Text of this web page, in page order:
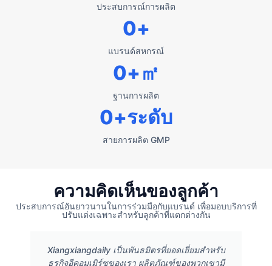
ประสบการณ์การผลิต
แบรนด์สหกรณ์
0+
ฐานการผลิต
0+㎡
สายการผลิต GMP
0+ระดับ
ความคิดเห็นของลูกค้า
ประสบการณ์อันยาวนานในการร่วมมือกับแบรนด์ เพื่อมอบบริการที่
ปรับแต่งเฉพาะสำหรับลูกค้าที่แตกต่างกัน
Xiangxiangdaily เป็นพันธมิตรที่ยอดเยี่ยมสำหรับ
ธุรกิจอีคอมเมิร์ซของเรา ผลิตภัณฑ์ของพวกเขามี